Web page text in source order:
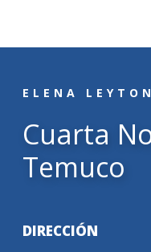
ELENA LEYTON
Cuarta
Temuco
DIRECCIÓN